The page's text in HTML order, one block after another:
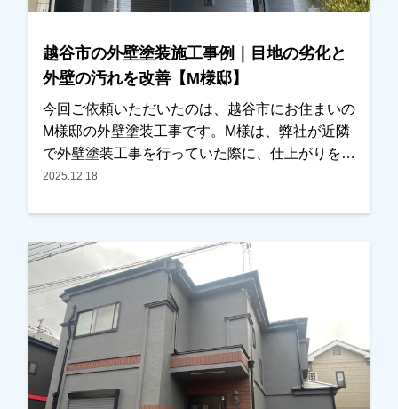
もあるため、早めに対処できてよかったとご主人
めについてはかなり悩まれておりましたが、カラ
ーシミュレーションを使いながら何度か打ち合わ
せをさせていただき、最終的には落ち着いた雰囲
気の外観に仕上がりました。仕上がりにも大変ご
満足いただくことができ、私たちもとても嬉しく
思っております。この度は大切なお住まいの外壁
にありがとうございました。
越谷市の外壁塗装施工事例｜目地の劣化と
外壁の汚れを改善【M様邸】
今回ご依頼いただいたのは、越谷市にお住まいの
M様邸の外壁塗装工事です。M様は、弊社が近隣
で外壁塗装工事を行っていた際に、仕上がりをご
覧になっていたそうで「とても綺麗に仕上がって
地（コーキング）の劣化が気になっており、そろ
そろ外壁塗装を検討しなければと考えていたとの
ことでした。そこでまず現地調査を行い、外壁の
状態や目地の傷みなどを確認させていただき、外
壁塗装工事のお見積りをご提出いたしました。施
工内容や金額についてもご納得いただきました
が、特に「近所で施工していたお宅のように綺麗
にしてほしい」というご希望が強く、今回も同じ
2025.12.18